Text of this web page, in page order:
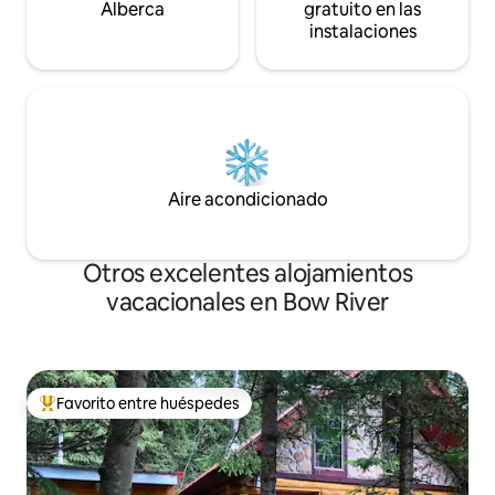
Alberca
gratuito en las
instalaciones
Aire acondicionado
Otros excelentes alojamientos
vacacionales en Bow River
De los mejores en Favorito entre huéspedes
Favorito entre huéspedes